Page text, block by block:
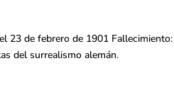
23 de febrero de 1901 Fallecimiento:
del surrealismo alemán.